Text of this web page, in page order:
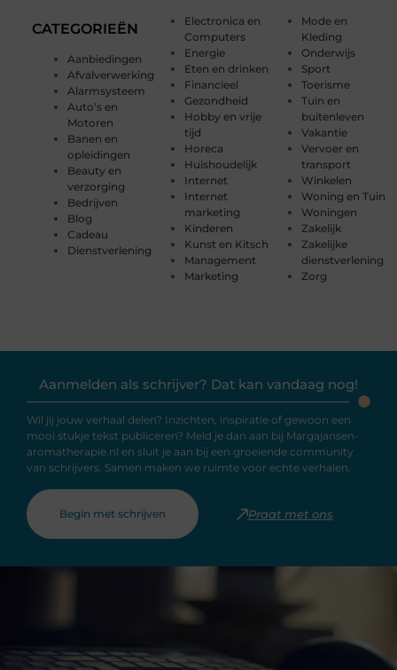
CATEGORIEËN
Aanbiedingen
Afvalverwerking
Alarmsysteem
Auto’s en
Motoren
Banen en
opleidingen
Beauty en
verzorging
Bedrijven
Blog
Cadeau
Dienstverlening
Electronica en
Computers
Energie
Eten en drinken
Financieel
Gezondheid
Hobby en vrije
tijd
Horeca
Huishoudelijk
Internet
Internet
marketing
Kinderen
Kunst en Kitsch
Management
Marketing
Mode en
Kleding
Onderwijs
Sport
Toerisme
Tuin en
buitenleven
Vakantie
Vervoer en
transport
Winkelen
Woning en Tuin
Woningen
Zakelijk
Zakelijke
dienstverlening
Zorg
Aanmelden als schrijver? Dat kan vandaag nog!
Wil jij jouw verhaal delen? Inzichten, inspiratie of gewoon een
mooi stukje tekst publiceren? Meld je dan aan bij Margajansen-
aromatherapie.nl en sluit je aan bij een groeiende community
van schrijvers. Samen maken we ruimte voor echte verhalen.
Begin met schrijven Praat met ons